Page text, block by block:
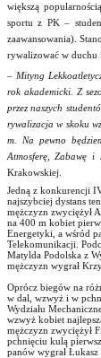
większą
sportu z PK –
zaawansowania).
rywalizować w duchu
– Mityng
rok akademicki. Z
przez naszych
rywalizacja w skoku
m. Na pewno
Atmosferę, Zabawę i
Krakowskiej.
Jedną z konkurencji
najszybciej dystans
mężczyzn zwyciężył
na 400 m kobiet
Energetyki, a wśród
Telekomunikacji.
Matylda Podolska z
mężczyzn wygrał
Oprócz biegów na
w dal, wzwyż i w
Wydziału
wzwyż kobiet
mężczyzn zwyciężył
pchnięciu kulą
panów wygrał